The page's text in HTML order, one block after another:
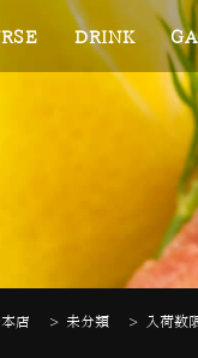
DRINK
店 > 未分類 > 入荷数